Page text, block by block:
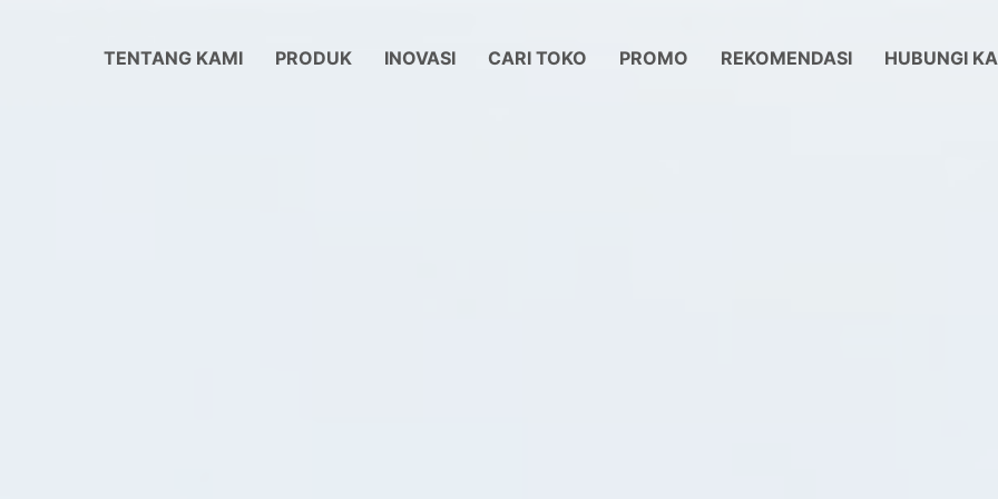
TENTANG KAMI PRODUK INOVASI CARI TOKO PROMO REKOMENDASI HUBUNGI